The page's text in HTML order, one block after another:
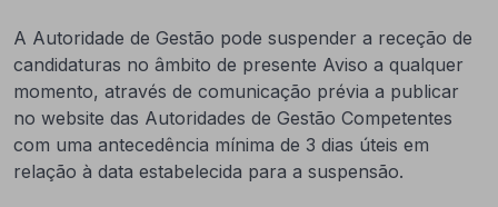
A Autoridade de Gestão pode suspender a receção de
candidaturas no âmbito de presente Aviso a qualquer
momento, através de comunicação prévia a publicar
no website das Autoridades de Gestão Competentes
com uma antecedência mínima de 3 dias úteis em
relação à data estabelecida para a suspensão.